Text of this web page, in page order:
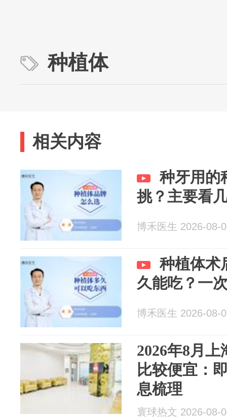
种植体
相关内容
种牙用的
挑？主要看
博禾医生 2026-08-
种植体术
久能吃？一
博禾医生 2026-08-
2026年8月
比较便宜：
息梳理
寰球热文 2026-08-